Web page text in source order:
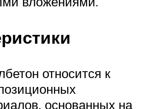
относится к
основанных на